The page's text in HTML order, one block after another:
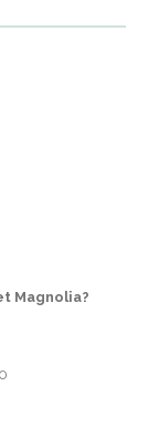
Magnolia?